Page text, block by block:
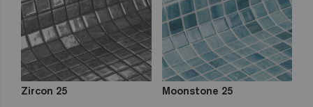
Zircon 25 Moonstone 25